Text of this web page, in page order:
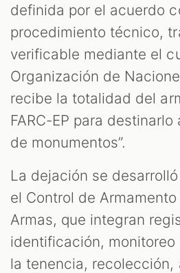
definida por el acuerdo
procedimiento técnico,
verificable mediante el
Organización de
recibe la totalidad del
FARC-EP para
de monumentos”.
La dejación se
el Control de
Armas, que integran
identificación,
la tenencia, recolección,